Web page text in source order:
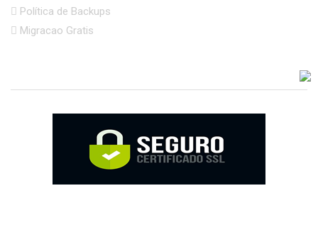
Política de Backups
Migracao Gratis